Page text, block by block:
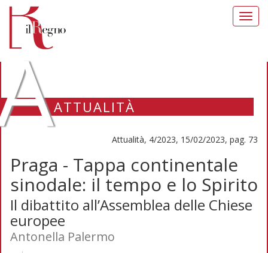
ATTUALITÀ
Attualità, 4/2023, 15/02/2023, pag. 73
Praga - Tappa continentale
sinodale: il tempo e lo Spirito
Il dibattito all’Assemblea delle Chiese
europee
Antonella Palermo